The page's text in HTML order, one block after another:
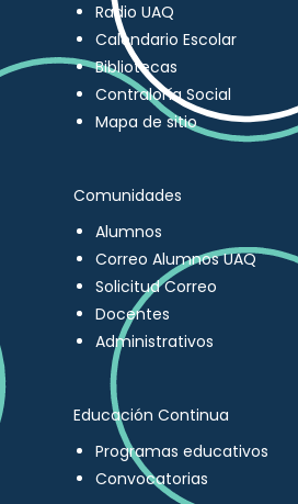
Radio UAQ
Calendario Escolar
Bibliotecas
Contraloría Social
Mapa de sitio
Comunidades
Alumnos
Correo Alumnos UAQ
Solicitud Correo
Docentes
Administrativos
Educación Continua
Programas educativos
Convocatorias